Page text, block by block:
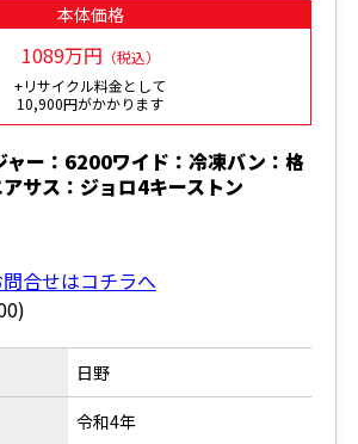
本体価格
1089万円 （税込）
+リサイクル料金として
10,900円がかかります
ャー：6200ワイド：冷凍バン：格
サス：ジョロ4キーストン
合せはコチラへ
日野
令和4年